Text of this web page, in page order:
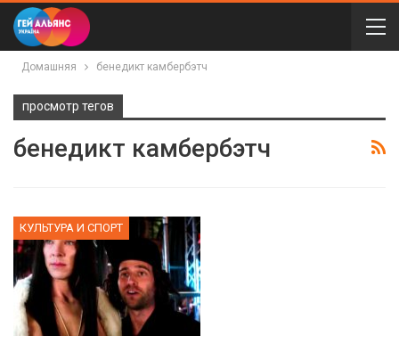
Домашняя бенедикт камбербэтч
просмотр тегов
бенедикт камбербэтч
КУЛЬТУРА И СПОРТ